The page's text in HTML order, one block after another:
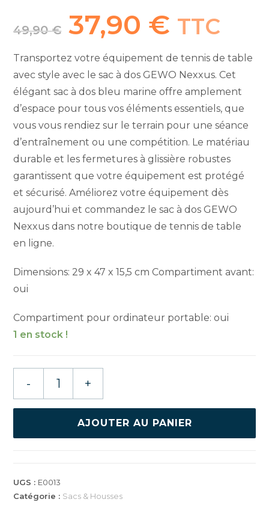
49,90€
Le
prix
initial
37,90 € prix
TTC
Transportez votre équipement de tennis de table
avec style avec le sac à dos GEWO Nexxus. Cet
élégant sac à dos bleu marine offre amplement
d’espace pour tous vos éléments essentiels, que
vous vous rendiez sur le terrain pour une séance
d’entraînement ou une compétition. Le matériau
durable et les fermetures à glissière robustes
garantissent que votre équipement est protégé
et sécurisé. Améliorez votre équipement dès
aujourd’hui et commandez le sac à dos GEWO
Nexxus dans notre boutique de tennis de table
en ligne.
Dimensions: 29 x 47 x 15,5 cm Compartiment avant:
oui
Compartiment pour ordinateur portable: oui
1 en stock !
A
BLEU
- +
AJOUTER AU PANIER
UGS : E0013
Catégorie : Sacs & Housses